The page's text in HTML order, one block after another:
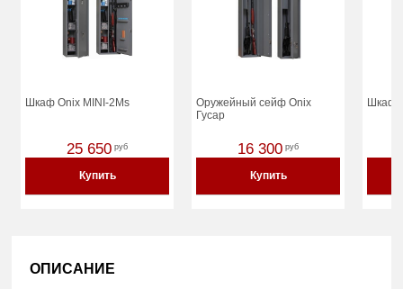
Шкаф Onix MINI-2Ms
25 650 руб
Купить
Оружейный сейф Onix
Гусар
16 300 руб
Купить
Шкаф
ОПИСАНИЕ